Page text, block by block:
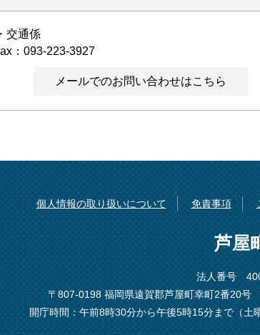
交通係
：093-223-3927
メールでのお問い合わせはこちら
個人情報の取り扱いについて 免責事項
芦屋
法人番号
〒807-0198 福岡県遠賀郡芦屋町幸町2番20号
開庁時間：午前8時30分から午後5時15分まで（土